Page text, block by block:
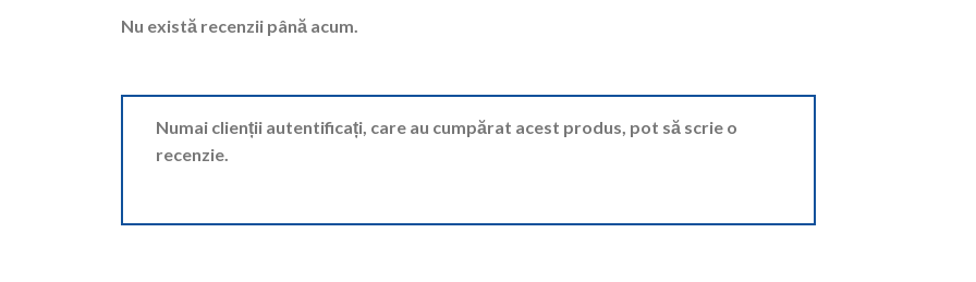
Nu există recenzii până acum.
Numai clienții autentificați, care au cumpărat acest produs, pot să scrie o
recenzie.